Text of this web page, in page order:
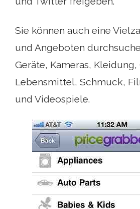
Sie können auch eine
und Angeboten
Geräte, Kameras,
Lebensmittel, Schmuck,
und Videospiele.